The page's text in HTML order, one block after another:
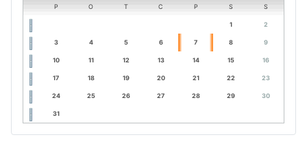
P O T C P S S
1 2
3 4 5 6 7 8 9
10 11 12 13 14 15 16
17 18 19 20 21 22 23
24 25 26 27 28 29 30
31